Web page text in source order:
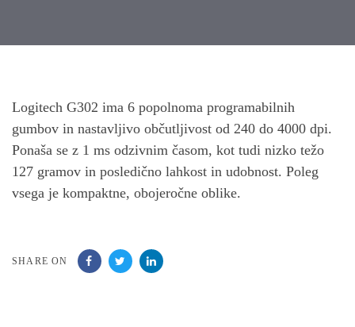
Logitech G302 ima 6 popolnoma programabilnih
gumbov in nastavljivo občutljivost od 240 do 4000 dpi.
Ponaša se z 1 ms odzivnim časom, kot tudi nizko težo
127 gramov in posledično lahkost in udobnost. Poleg
vsega je kompaktne, obojeročne oblike.
SHARE ON